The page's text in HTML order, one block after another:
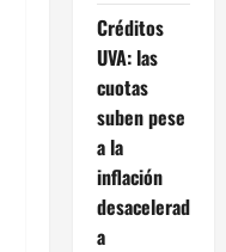
Créditos
UVA: las
cuotas
suben pese
a la
inflación
desacelerad
a